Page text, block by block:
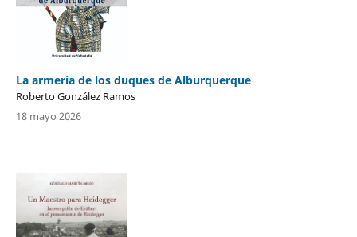
La armería de los duques de Alburquerque
Roberto González Ramos
18 mayo 2026